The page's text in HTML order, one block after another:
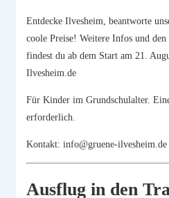
Entdecke Ilvesheim, beantworte
coole Preise! Weitere Infos und
findest du ab dem Start am 21.
Ilvesheim.de
Für Kinder im Grundschulalter.
erforderlich.
Kontakt: info@gruene-ilvesheim.de
Ausflug in den